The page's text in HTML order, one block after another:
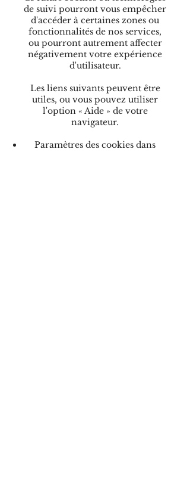
de suivi pourront vous empêcher
d'accéder à certaines zones ou
fonctionnalités de nos services,
ou pourront autrement affecter
négativement votre expérience
d'utilisateur.
Les liens suivants peuvent être
utiles, ou vous pouvez utiliser
l'option « Aide » de votre
navigateur.
Paramètres des cookies dans